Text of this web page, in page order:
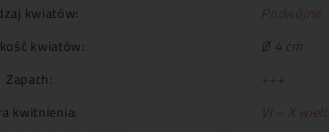
kwiatów:
Podwójne
kwiatów:
Ø 4 cm
Zapach:
+++
kwitnienia:
VI – X